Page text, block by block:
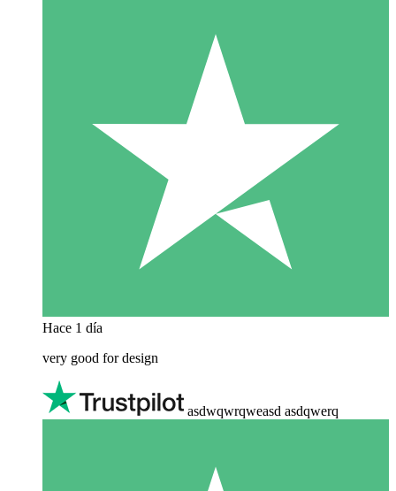
Hace 1 día
very good for design
asdwqwrqweasd asdqwerq